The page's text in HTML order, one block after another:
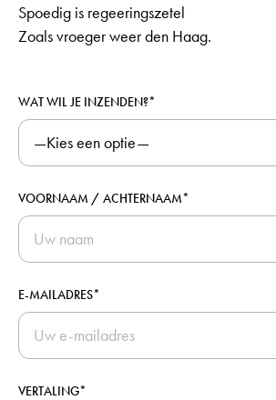
Spoedig is regeeringszetel
Zoals vroeger weer den Haag.
WAT WIL JE INZENDEN?*
VOORNAAM / ACHTERNAAM*
E-MAILADRES*
VERTALING*